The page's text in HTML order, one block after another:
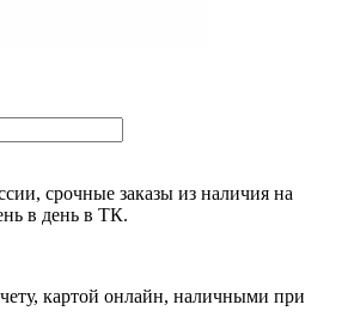
срочные заказы из наличия на
в день в ТК.
картой онлайн, наличными при